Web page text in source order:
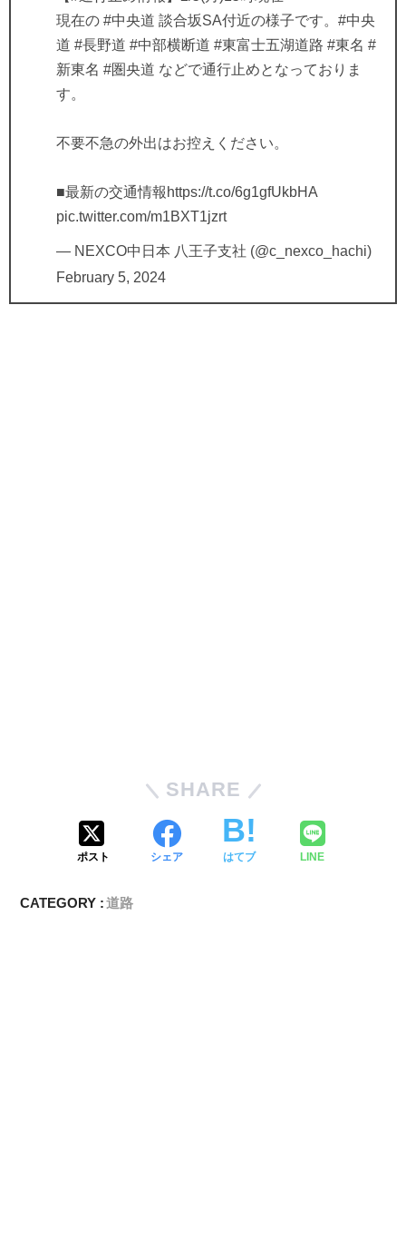
現在の #中央道 談合坂SA付近の様子です。 #中央
道 #長野道 #中部横断道 #東富士五湖道路 #東名 #
新東名 #圏央道 などで通行止めとなっておりま
す。
不要不急の外出はお控えください。
■最新の交通情報 https://t.co/6g1gfUkbHA
pic.twitter.com/m1BXT1jzrt
— NEXCO中日本 八王子支社 (@c_nexco_hachi)
February 5, 2024
SHARE
ポスト シェア はてブ LINE
CATEGORY :道路